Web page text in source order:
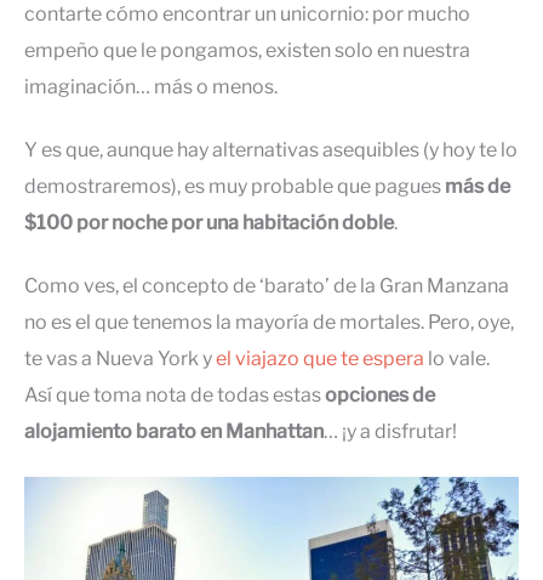
contarte cómo encontrar un unicornio: por mucho
empeño que le pongamos, existen solo en nuestra
imaginación… más o menos.
Y es que, aunque hay alternativas asequibles (y hoy te lo
demostraremos), es muy probable que pagues más de
$100 por noche por una habitación doble.
Como ves, el concepto de ‘barato’ de la Gran Manzana
no es el que tenemos la mayoría de mortales. Pero, oye,
te vas a Nueva York yel viajazo que te espera lo vale.
Así que toma nota de todas estasopciones de
alojamiento barato en Manhattan… ¡y a disfrutar!